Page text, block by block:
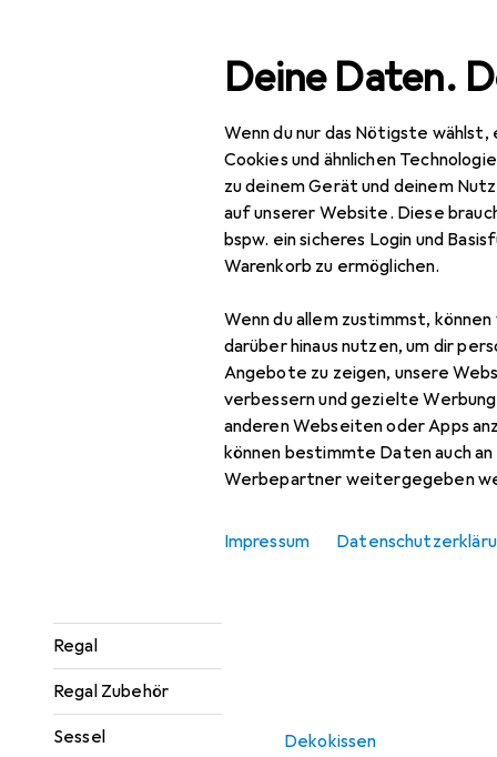
Deine Daten.
Wenn du nur das Nötigste
Cookies und ähnlichen
zu deinem Gerät und deinem
auf unserer Website. Diese
bspw. ein sicheres Login und
Warenkorb zu ermöglichen.
Wenn du allem zustimmst,
darüber hinaus nutzen, um dir
Angebote zu zeigen, unsere
verbessern und gezielte
anderen Webseiten oder Apps
können bestimmte Daten auch
Werbepartner weitergegeben
Impressum
Navigation nach Kategorien
Regal
Regal Zubehör
Sessel
Gesamtsortiment
Zubehör für
Hier findest du passendes
Beliebt House
Dekokissen